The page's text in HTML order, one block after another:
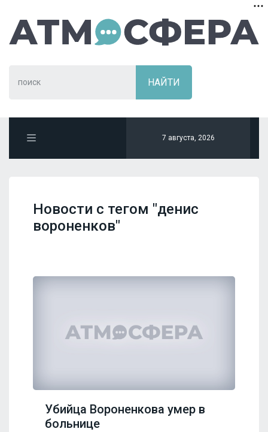
7 августа, 2026
Новости с тегом "денис
вороненков"
Убийца Вороненкова умер в
больнице